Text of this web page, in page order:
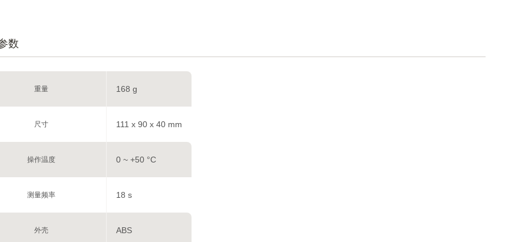
数
重量 168 g
尺寸 111 x 90 x 40 mm
操作温度 0 ~ +50 °C
测量频率 18 s
外壳 ABS